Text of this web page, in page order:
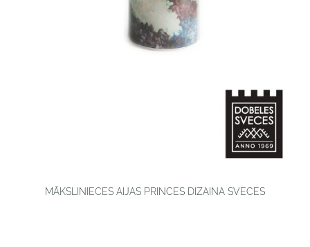
MĀKSLINIECES AIJAS PRINCES DIZAINA SVECES